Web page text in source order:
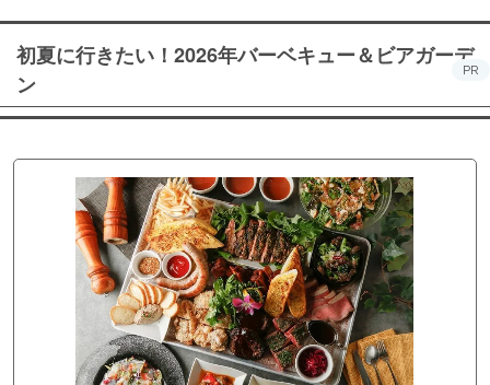
初夏に行きたい！2026年バーベキュー＆ビアガーデ
ン
PR